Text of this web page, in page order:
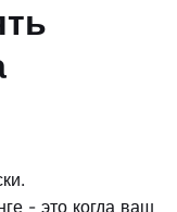
- это когда ваш